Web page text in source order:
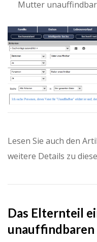
Mutter
Lesen Sie auch den
weitere Details zu
Das Elternteil